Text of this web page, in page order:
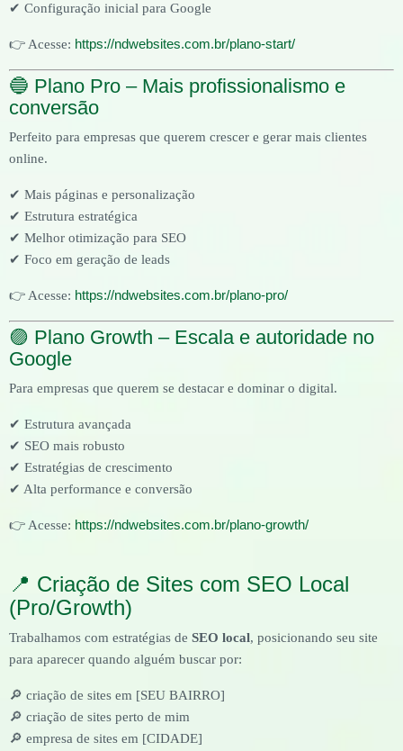
✔ Configuração inicial para Google
👉 Acesse: https://ndwebsites.com.br/plano-start/
🔵 Plano Pro – Mais profissionalismo e
conversão
Perfeito para empresas que querem crescer e gerar mais clientes
online.
✔ Mais páginas e personalização
✔ Estrutura estratégica
✔ Melhor otimização para SEO
✔ Foco em geração de leads
👉 Acesse: https://ndwebsites.com.br/plano-pro/
🟣 Plano Growth – Escala e autoridade no
Google
Para empresas que querem se destacar e dominar o digital.
✔ Estrutura avançada
✔ SEO mais robusto
✔ Estratégias de crescimento
✔ Alta performance e conversão
👉 Acesse: https://ndwebsites.com.br/plano-growth/
📍 Criação de Sites com SEO Local
(Pro/Growth)
Trabalhamos com estratégias de SEO local, posicionando seu site
para aparecer quando alguém buscar por:
🔎 criação de sites em [SEU BAIRRO]
🔎 criação de sites perto de mim
🔎 empresa de sites em [CIDADE]